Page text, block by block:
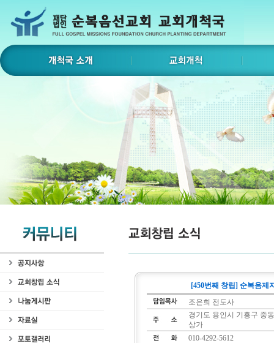
[450번째 창립] 순복음제
조은희 전도사
경기도 용인시 기흥구 중
상가
010-4292-5612